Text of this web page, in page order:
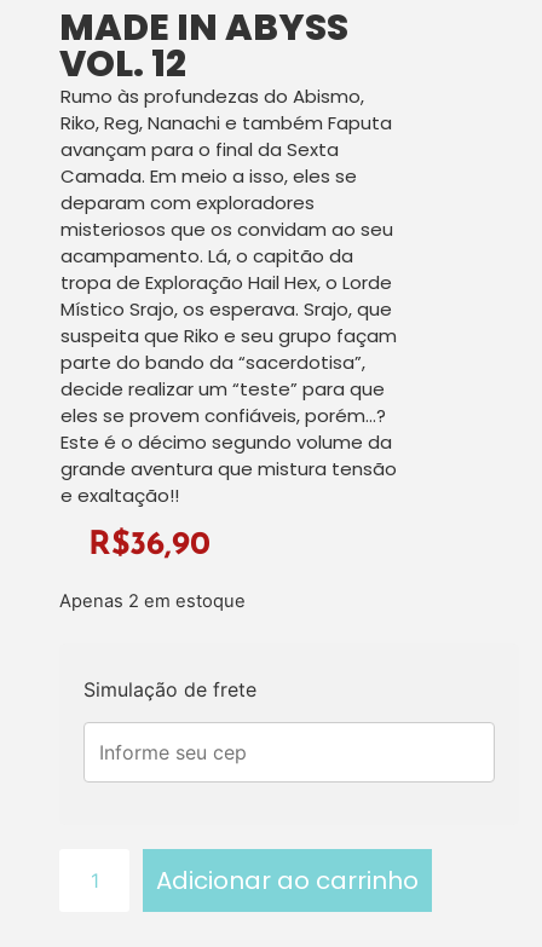
MADE IN ABYSS
VOL. 12
Rumo às profundezas do Abismo,
Riko, Reg, Nanachi e também Faputa
avançam para o final da Sexta
Camada. Em meio a isso, eles se
deparam com exploradores
misteriosos que os convidam ao seu
acampamento. Lá, o capitão da
tropa de Exploração Hail Hex, o Lorde
Místico Srajo, os esperava. Srajo, que
suspeita que Riko e seu grupo façam
parte do bando da “sacerdotisa”,
decide realizar um “teste” para que
eles se provem confiáveis, porém…?
Este é o décimo segundo volume da
grande aventura que mistura tensão
e exaltação!!
R$36,90
Apenas 2 em estoque
Simulação de frete
Adicionar ao carrinho